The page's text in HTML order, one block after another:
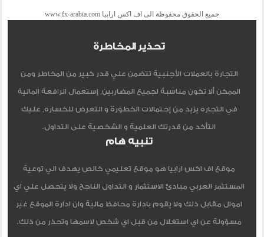
جميع الحقوق محفوظة الى اف اكس ارابيا www.fx-arabia.com
تحذير المخاطرة
التجارة بالعملات الأجنبية تتضمن علي قدر كبير من المخاطر ومن
الممكن ألا تكون مناسبة لجميع المضاربين, إستعمال الرافعة المالية
في التجاره يزيد من إحتمالات الخطورة و التعرض للخساره, عليك
التأكد من قدرتك العلمية و الشخصية على التداول.
تنبيه هام
موقع اف اكس ارابيا هو موقع تعليمي خالص يهدف الي توعية
المستثمر العربي مبادئ الاستثمار و التداول الناجح ولا يتحصل علي اي
اموال مقابل ذلك ولا يقوم بادارة محافظ مالية وان ادارة الموقع غير
مسؤولة عن اي استغلال من قبل اي شخص لاسمها وتحذر من ذلك.